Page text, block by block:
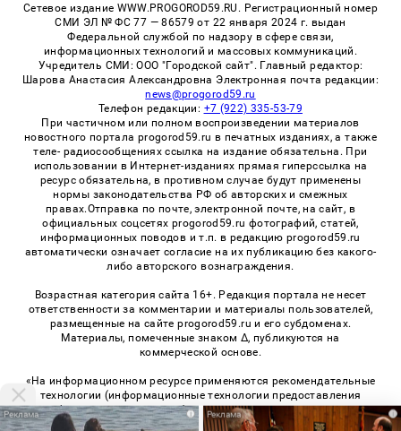
Сетевое издание WWW.PROGOROD59.RU. Регистрационный номер
СМИ ЭЛ № ФС 77 — 86579 от 22 января 2024 г. выдан
Федеральной службой по надзору в сфере связи,
информационных технологий и массовых коммуникаций.
Учредитель СМИ: ООО "Городской сайт". Главный редактор:
Шарова Анастасия Александровна Электронная почта редакции:
news@progorod59.ru
Телефон редакции: +7 (922) 335-53-79
При частичном или полном воспроизведении материалов
новостного портала progorod59.ru в печатных изданиях, а также
теле- радиосообщениях ссылка на издание обязательна. При
использовании в Интернет-изданиях прямая гиперссылка на
ресурс обязательна, в противном случае будут применены
нормы законодательства РФ об авторских и смежных
правах.Отправка по почте, электронной почте, на сайт, в
официальных соцсетях progorod59.ru фотографий, статей,
информационных поводов и т.п. в редакцию progorod59.ru
автоматически означает согласие на их публикацию без какого-
либо авторского вознаграждения.
Возрастная категория сайта 16+. Редакция портала не несет
ответственности за комментарии и материалы пользователей,
размещенные на сайте progorod59.ru и его субдоменах.
Материалы, помеченные знаком Δ, публикуются на
коммерческой основе.
«На информационном ресурсе применяются рекомендательные
технологии (информационные технологии предоставления
информации на основе сбора, систематизации и анализа
сведений, относящихся к предпочтениям пользователей сети
i i